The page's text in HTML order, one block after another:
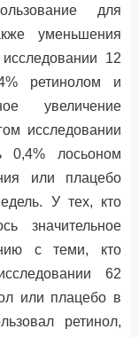
для
уменьшения
12
ретинолом и
увеличение
исследовании
0,4% лосьоном
или плацебо
У тех, кто
значительное
с теми, кто
62
или плацебо в
ретинол,